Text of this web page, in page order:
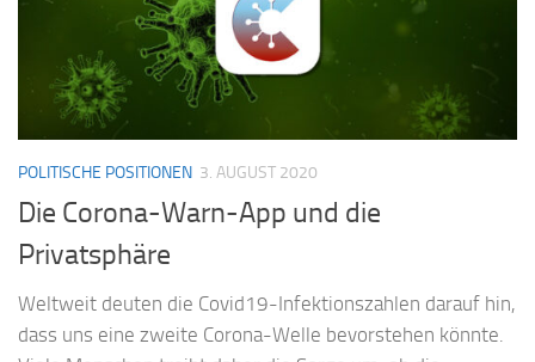
POLITISCHE POSITIONEN 3. AUGUST 2020
Die Corona-Warn-App und die
Privatsphäre
Weltweit deuten die Covid19-Infektionszahlen darauf hin,
dass uns eine zweite Corona-Welle bevorstehen könnte.